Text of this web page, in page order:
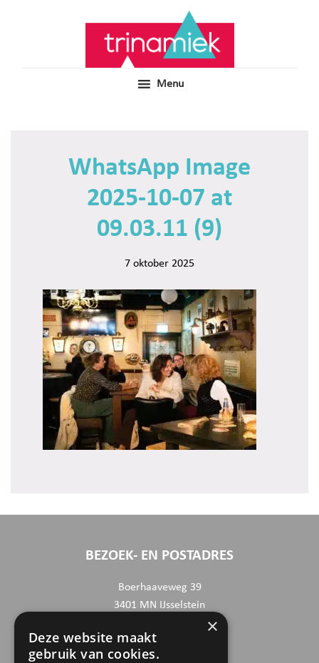
Menu
WhatsApp Image
2025-10-07 at
09.03.11 (9)
7 oktober 2025
BEZOEK- EN POSTADRES
Boerhaaveweg 39
3401 MN IJsselstein
CONTACTGEGEVENS
×
Deze website maakt
gebruik van cookies.